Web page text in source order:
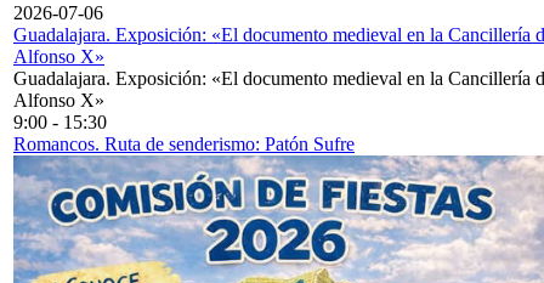
2026-07-06
Guadalajara. Exposición: «El documento medieval en la Cancillería
Alfonso X»
Guadalajara. Exposición: «El documento medieval en la Cancillería
Alfonso X»
9:00 - 15:30
Romancos. Ruta de senderismo: Patón Sufre